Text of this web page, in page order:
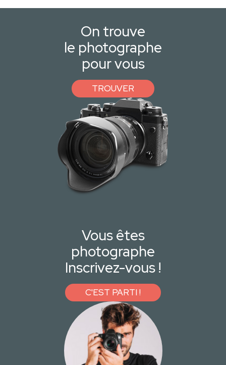
On trouve
le photographe
pour vous
TROUVER
Vous êtes
photographe
Inscrivez-vous !
C'EST PARTI !